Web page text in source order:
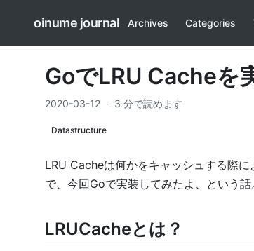
oinume journal Archives Categories
GoでLRU Cacheを
2020-03-12 · 3 分で読めます
Datastructure
LRU Cacheは何かをキャッシュする際
で、今回Goで実装してみたよ、という話
LRUCacheとは？